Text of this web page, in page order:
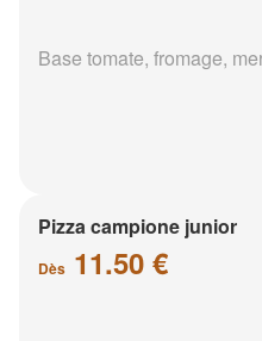
Base tomate, fromage,
Pizza campione junior
Dès 11.50 €